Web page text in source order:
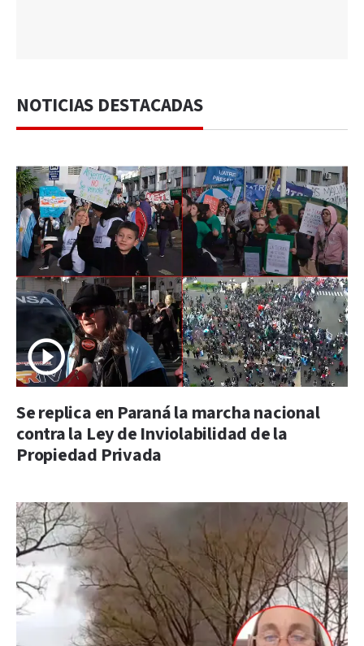
NOTICIAS DESTACADAS
Se replica en Paraná la marcha nacional
contra la Ley de Inviolabilidad de la
Propiedad Privada